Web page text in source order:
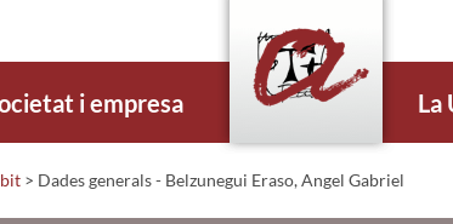
i empresa La
> Dades generals - Belzunegui Eraso, Angel Gabriel